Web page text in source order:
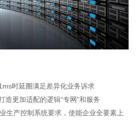
时延圈满足差异化业务诉求
造更加适配的逻辑“专网”和服务
生产控制系统要求，使能企业全要素上